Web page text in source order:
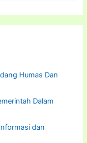
Humas Dan
Dalam
dan